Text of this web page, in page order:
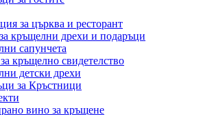
за църква и ресторант
кръщелни дрехи и подаръци
сапунчета
кръщелно свидетелство
детски дрехи
за Кръстници
вино за кръщене